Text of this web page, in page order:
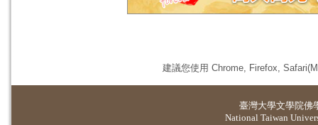
建議您使用 Chrome, Firefox,
臺灣大學文學院佛
National Taiwan